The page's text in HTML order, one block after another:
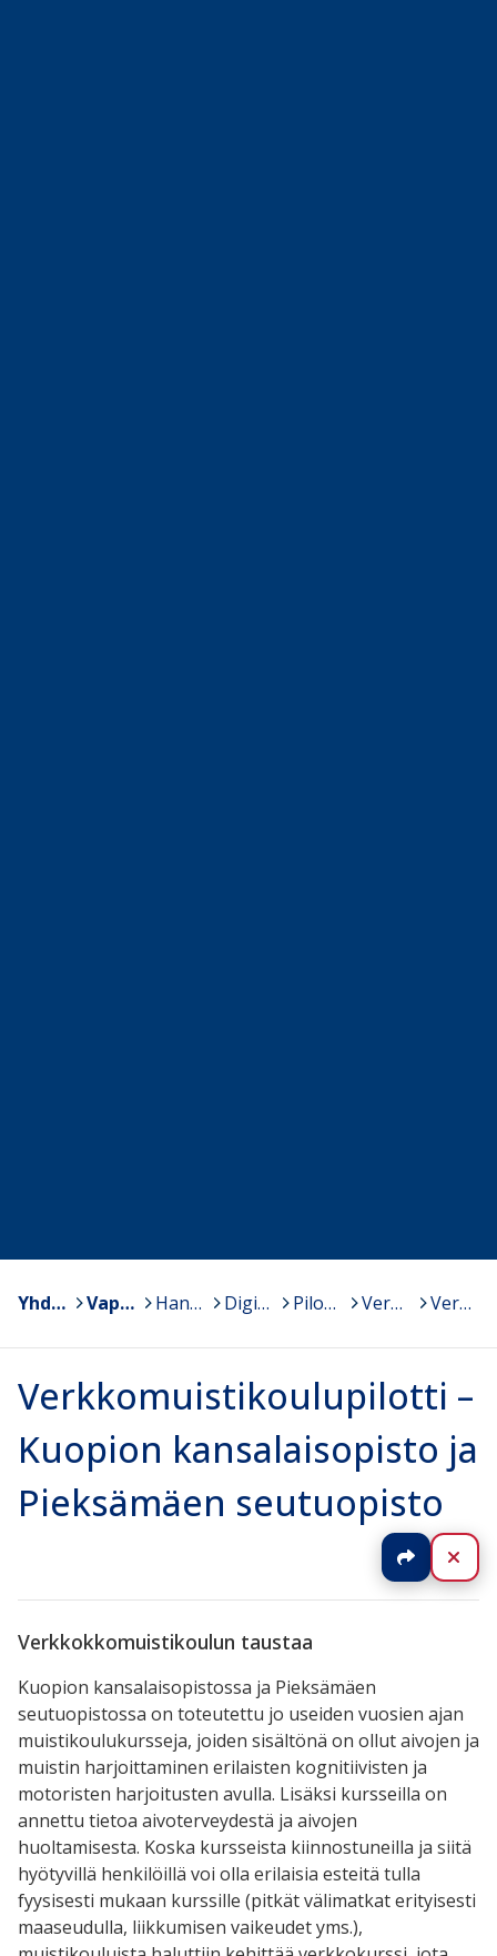
Yhdistykset Vapaa Sivistystyö ry Hankkeet Digitalisaation hyödyntäminen vapaassa sivistystyössä Pilotointi Verkkomuistikoulu - tulokset Verkkomuistikoulupilotti – Kuopion kansalaisopisto ja Pieksämäen seutuopisto
Verkkomuistikoulupilotti –
Kuopion kansalaisopisto ja
Pieksämäen seutuopisto
Jaa
Verkkokkomuistikoulun taustaa
Kuopion kansalaisopistossa ja Pieksämäen
seutuopistossa on toteutettu jo useiden vuosien ajan
muistikoulukursseja, joiden sisältönä on ollut aivojen ja
muistin harjoittaminen erilaisten kognitiivisten ja
motoristen harjoitusten avulla. Lisäksi kursseilla on
annettu tietoa aivoterveydestä ja aivojen
huoltamisesta. Koska kursseista kiinnostuneilla ja siitä
hyötyvillä henkilöillä voi olla erilaisia esteitä tulla
fyysisesti mukaan kurssille (pitkät välimatkat erityisesti
maaseudulla, liikkumisen vaikeudet yms.),